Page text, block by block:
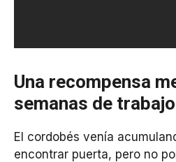
Una recompensa
semanas de
El cordobés venía
encontrar puerta, pero no